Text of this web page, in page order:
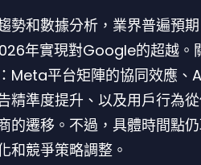
勢和數據分析，業界普遍預期
年實現對Google的超越。
Meta平台矩陣的協同效應、
精準度提升、以及用戶行為
的遷移。不過，具體時間點
和競爭策略調整。